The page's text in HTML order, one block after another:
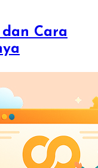
Cara